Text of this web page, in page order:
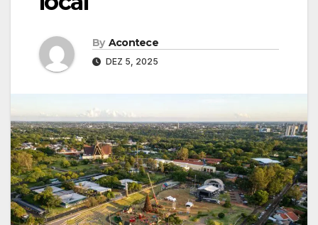
By Acontece
DEZ 5, 2025